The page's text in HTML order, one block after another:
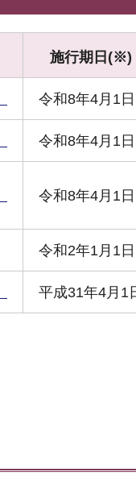
施行期日(※)
令和8年4月1日
令和8年4月1日
令和8年4月1日
令和2年1月1日
平成31年4月1